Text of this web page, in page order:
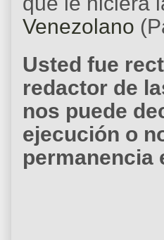
Venezolano
Usted fue
redactor de
nos puede
ejecución o
permanencia